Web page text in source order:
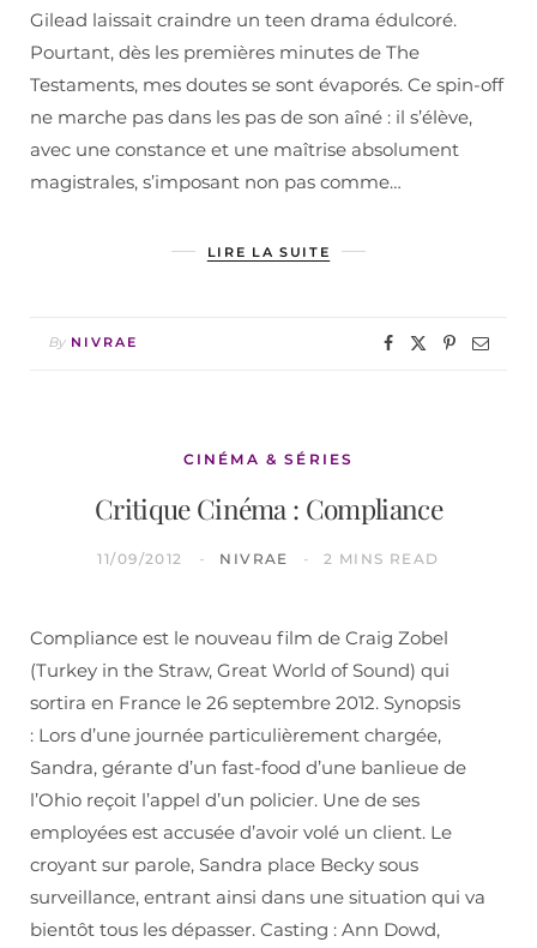
Gilead laissait craindre un teen drama édulcoré.
Pourtant, dès les premières minutes de The
Testaments, mes doutes se sont évaporés. Ce spin-off
ne marche pas dans les pas de son aîné : il s’élève,
avec une constance et une maîtrise absolument
magistrales, s’imposant non pas comme…
LIRE LA SUITE
By NIVRAE
CINÉMA & SÉRIES
Critique Cinéma : Compliance
11/09/2012 NIVRAE 2 MINS READ
Compliance est le nouveau film de Craig Zobel
(Turkey in the Straw, Great World of Sound) qui
sortira en France le 26 septembre 2012. Synopsis
: Lors d’une journée particulièrement chargée,
Sandra, gérante d’un fast-food d’une banlieue de
l’Ohio reçoit l’appel d’un policier. Une de ses
employées est accusée d’avoir volé un client. Le
croyant sur parole, Sandra place Becky sous
surveillance, entrant ainsi dans une situation qui va
bientôt tous les dépasser. Casting : Ann Dowd,